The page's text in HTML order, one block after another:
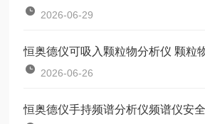
2026-06-29
恒奥德仪可吸入颗粒物分析仪 颗粒
2026-06-26
恒奥德仪手持频谱分析仪频谱仪安